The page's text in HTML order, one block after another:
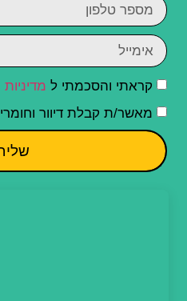
קראתי והסכמתי ל
מאשר/ת קבלת דיוור